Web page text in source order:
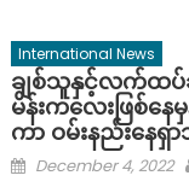
International News
ချစ်သူနှင့်လက်ထပ်ခဲ့
မိန်းကလေးဖြစ်
ကာ ဝမ်းနည်းနေ
Posted
December 4, 2022